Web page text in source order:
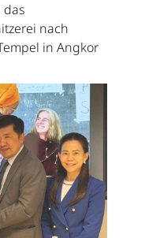
nach
in Angkor